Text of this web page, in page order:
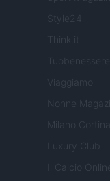
Style24
Think.it
Tuobenessere
Viaggiamo
Nonne
Milano Cortina
Luxury Club
Il Calcio Online